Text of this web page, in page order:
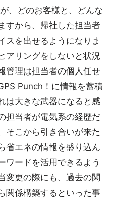
、どのお客様と、どんな
すから、帰社した担当者
スを出せるようになりま
アリングをしないと状況
管理は担当者の個人任せ
Punch！に情報を蓄積
は大きな武器になると感
担当者が電気系の経歴だ
そこから引き合いが来た
省エネの情報を盛り込ん
ワードを活用できるよう
変更の際にも、過去の関
関係構築するといった事